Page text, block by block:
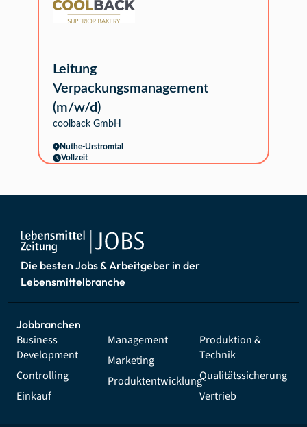
Leitung
Verpackungsmanagement
(m/w/d)
coolback GmbH
Nuthe-Urstromtal
Vollzeit
Die besten Jobs & Arbeitgeber in der
Lebensmittelbranche
Jobbranchen
Business
Development
Controlling
Einkauf
Management
Marketing
Produktentwicklung
Produktion &
Technik
Qualitätssicherung
Vertrieb